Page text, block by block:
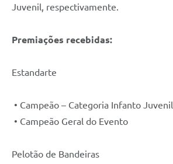
Juvenil, respectivamente.
Premiações recebidas:
Estandarte
• Campeão – Categoria Infanto Juvenil
• Campeão Geral do Evento
Pelotão de Bandeiras